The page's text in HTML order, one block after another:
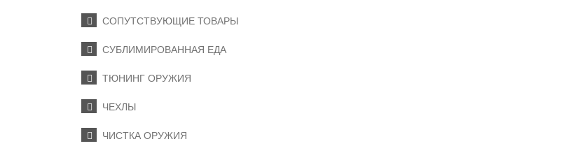
СОПУТСТВУЮЩИЕ ТОВАРЫ
СУБЛИМИРОВАННАЯ ЕДА
ТЮНИНГ ОРУЖИЯ
ЧЕХЛЫ
ЧИСТКА ОРУЖИЯ